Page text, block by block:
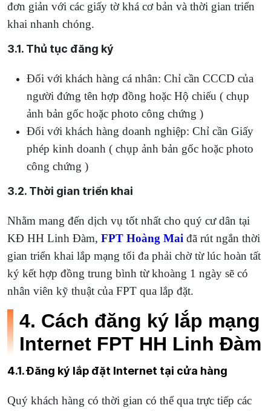
đơn giản với các giấy tờ khá cơ bản và thời gian triển
khai nhanh chóng.
3.1. Thủ tục đăng ký
Đối với khách hàng cá nhân: Chỉ cần CCCD của
người đứng tên hợp đồng hoặc Hộ chiếu ( chụp
ảnh bản gốc hoặc photo công chứng )
Đối với khách hàng doanh nghiệp: Chỉ cần Giấy
phép kinh doanh ( chụp ảnh bản gốc hoặc photo
công chứng )
3.2. Thời gian triển khai
Nhằm mang đến dịch vụ tốt nhất cho quý cư dân tại
KĐ HH Linh Đàm, FPT Hoàng Mai đã rút ngắn thời
gian triển khai lắp mạng tối đa phải chờ từ lúc hoàn tất
ký kết hợp đồng trung bình từ khoàng 1 ngày sẽ có
nhân viên kỹ thuật của FPT qua lắp đặt.
4. Cách đăng ký lắp mạng
Internet FPT HH Linh Đàm
4.1. Đăng ký lắp đặt Internet tại cửa hàng
Quý khách hàng có thời gian có thể qua trực tiếp các